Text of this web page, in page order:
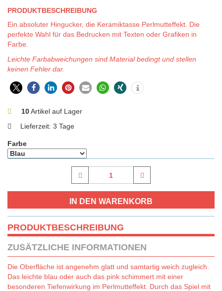
PRODUKTBESCHREIBUNG
Ein absoluter Hingucker, die Keramiktasse Perlmutteffekt. Die
perfekte Wahl für das Bedrucken mit Texten oder Grafiken in
Farbe.
Leichte Farbabweichungen sind Material bedingt und stellen
keinen Fehler dar.
10Artikel auf Lager
Lieferzeit: 3 Tage
Farbe
PRODUKTBESCHREIBUNG
ZUSÄTZLICHE INFORMATIONEN
Die Oberfläche ist angenehm glatt und samtartig weich zugleich.
Das leichte blau oder auch das pink schimmert mit einer
besonderen Tiefenwirkung im Perlmutteffekt. Durch das Spiel mit